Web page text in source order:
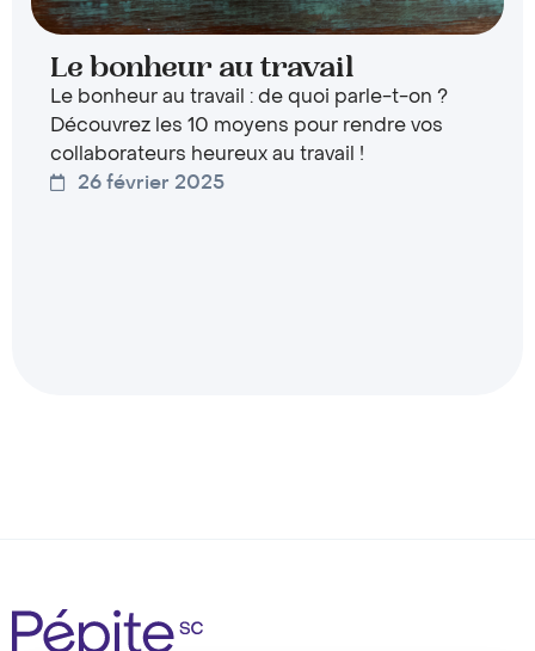
Le bonheur au travail
Le bonheur au travail : de quoi parle-t-on ?
Découvrez les 10 moyens pour rendre vos
collaborateurs heureux au travail !
26 février 2025